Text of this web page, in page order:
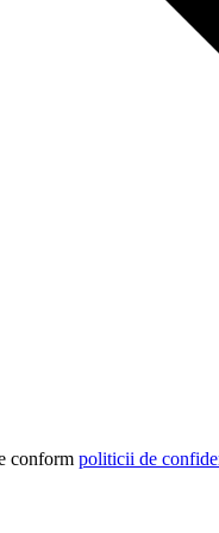
conform politicii de